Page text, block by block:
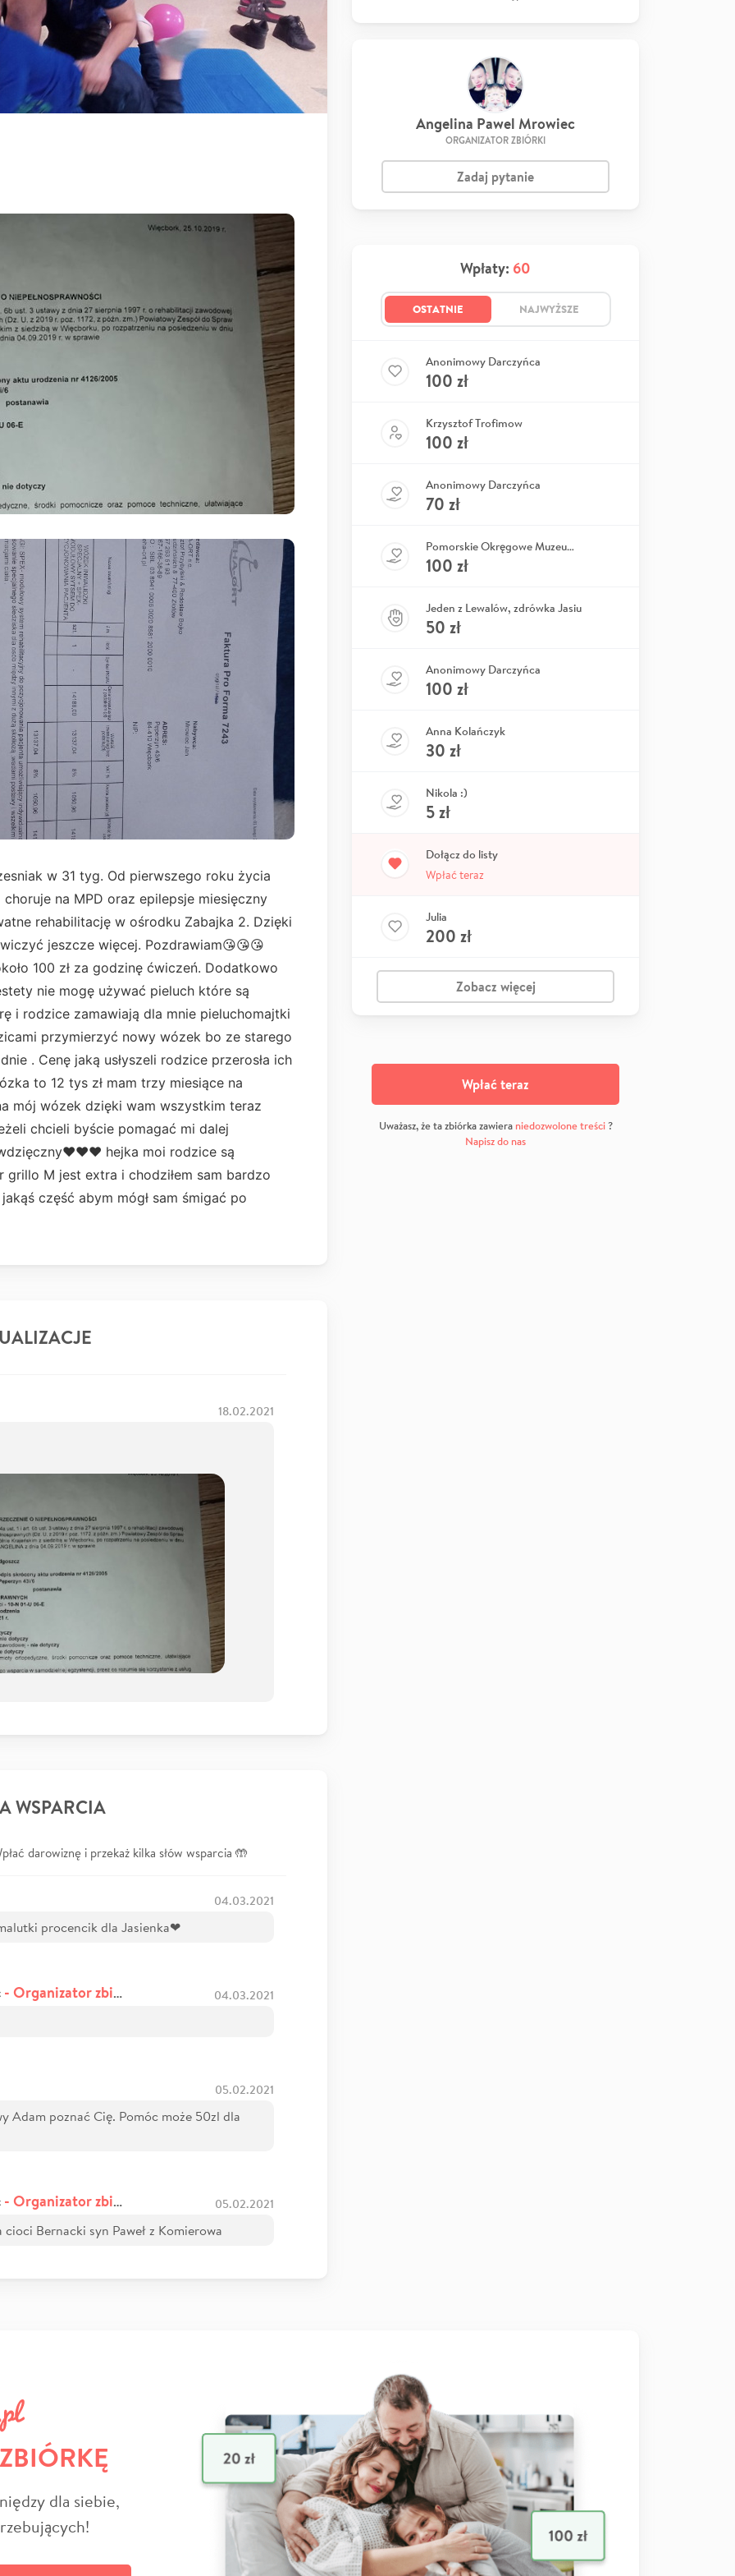
w 31 tyg. Od pierwszego roku życia
na MPD oraz epilepsje miesięczny
rehabilitację w ośrodku Zabajka 2. Dzięki
jeszcze więcej. Pozdrawiam😘😘😘
100 zł za godzinę ćwiczeń. Dodatkowo
nie mogę używać pieluch które są
i rodzice zamawiają dla mnie pieluchomajtki
przymierzyć nowy wózek bo ze starego
. Cenę jaką usłyszeli rodzice przerosła ich
to 12 tys zł mam trzy miesiące na
mój wózek dzięki wam wszystkim teraz
chcieli byście pomagać mi dalej
hejka moi rodzice są
M jest extra i chodziłem sam bardzo
część abym mógł sam śmigać po
18.02.2021
WSPARCIA
darowiznę i przekaż kilka słów wsparcia 🤲
04.03.2021
procencik dla Jasienka❤
- Organizator zbiórki 04.03.2021
05.02.2021
Adam poznać Cię. Pomóc może 50zl dla
- Organizator zbiórki 05.02.2021
Bernacki syn Paweł z Komierowa
Angelina Pawel Mrowiec
ORGANIZATOR ZBIÓRKI
Zadaj pytanie
Wpłaty: 60
OSTATNIE NAJWYŻSZE
Anonimowy Darczyńca
100 zł
Krzysztof Trofimow
100 zł
Anonimowy Darczyńca
70 zł
Pomorskie Okręgowe Muzeum PRL
100 zł
Jeden z Lewalów, zdrówka Jasiu
50 zł
Anonimowy Darczyńca
100 zł
Anna Kolańczyk
30 zł
Nikola :)
5zł
Dołącz do listy
Wpłać teraz
Julia
200 zł
Zobacz więcej
Wpłać teraz
Uważasz, że ta zbiórka zawiera niedozwolone treści?
Napisz do nas
dla siebie,